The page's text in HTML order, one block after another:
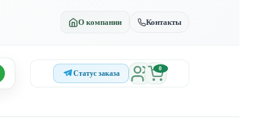
О компании Контакты
Статус заказа
0